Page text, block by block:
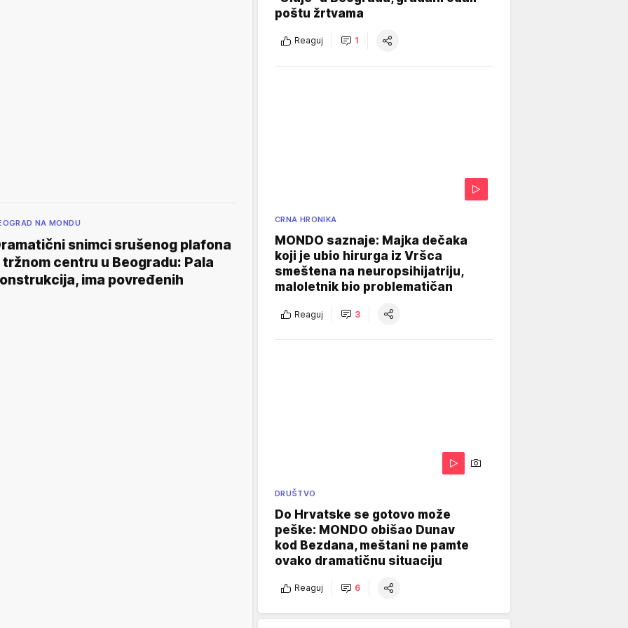
NA MONDU
snimci srušenog plafona
tržnom centru u Beogradu: Pala
ima povređenih
poštu žrtvama
Reaguj 1
CRNA HRONIKA
MONDO saznaje: Majka dečaka
koji je ubio hirurga iz Vršca
smeštena na neuropsihijatriju,
maloletnik bio problematičan
Reaguj 3
DRUŠTVO
Do Hrvatske se gotovo može
peške: MONDO obišao Dunav
kod Bezdana, meštani ne pamte
ovako dramatičnu situaciju
Reaguj 6